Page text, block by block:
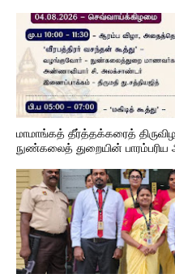
மாமாங்கத் தீர்த்தக்கரைத்
நுண்கலைத் துறையின் பாரம்பரிய